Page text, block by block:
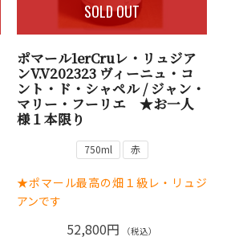
SOLD OUT
ポマール1erCruレ・リュジア
ンV.V202323 ヴィーニュ・コ
ント・ド・シャペル / ジャン・
マリー・フーリエ ★お一人
様１本限り
750ml 赤
★ポマール最高の畑１級レ・リュジ
アンです
52,800円 （税込）